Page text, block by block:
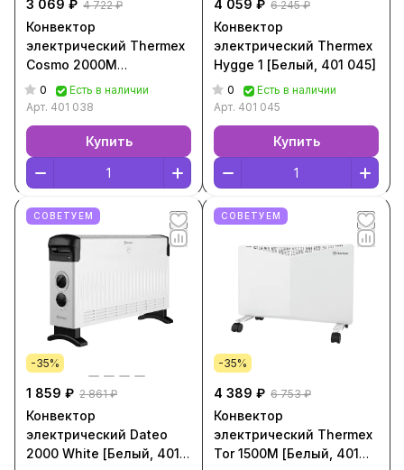
3 069 ₽ 4 722 ₽
Конвектор
электрический Thermex
Cosmo 2000M
[Серебристый, 401 038]
0
Есть в наличии
Арт. 401 038
Купить
4 059 ₽ 6 245 ₽
Конвектор
электрический Thermex
Hygge 1 [Белый, 401 045]
0
Есть в наличии
Арт. 401 045
Купить
СОВЕТУЕМ
-35%
1 859 ₽ 2 861 ₽
Конвектор
электрический Dateo
2000 White [Белый, 401
СОВЕТУЕМ
-35%
4 389 ₽ 6 753 ₽
Конвектор
электрический Thermex
Tor 1500M [Белый, 401